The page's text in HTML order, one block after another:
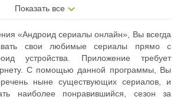
Показать все
«Андроид сериалы онлайн», Вы всегда
свои любимые сериалы прямо с
устройства. Приложение требует
С помощью данной программы, Вы
ныне существующих сериалов, и
наиболее понравившийся, сезон за